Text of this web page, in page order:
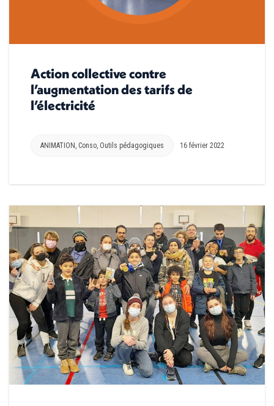
Action collective contre
l’augmentation des tarifs de
l’électricité
ANIMATION , Conso, Outils pédagogiques 16 février 2022